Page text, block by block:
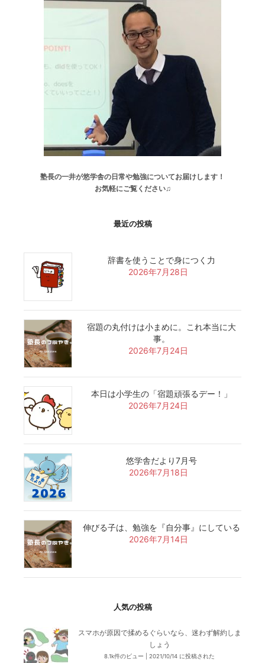
塾長の一井が悠学舎の日常や勉強についてお届けします！
お気軽にご覧ください♫
最近の投稿
辞書を使うことで身につく力
2026年7月28日
宿題の丸付けは小まめに。これ本当に大
事。
2026年7月24日
本日は小学生の「宿題頑張るデー！」
2026年7月24日
悠学舎だより7月号
2026年7月18日
伸びる子は、勉強を『自分事』にしている
2026年7月14日
人気の投稿
スマホが原因で揉めるぐらいなら、迷わず解約しま
しょう
8.1k件のビュー 2021/10/14 に投稿された